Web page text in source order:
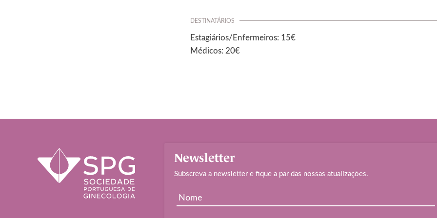
DESTINATÁRIOS
Estagiários/Enfermeiros: 15€
Médicos: 20€
Newsletter
Subscreva a newsletter e fique a par das nossas atualizações.